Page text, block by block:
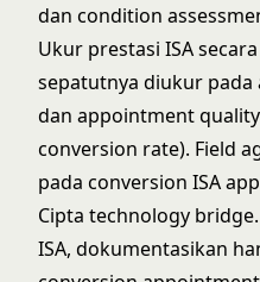
dan condition
Ukur prestasi ISA
sepatutnya diukur
dan appointment
conversion rate). Field
pada conversion ISA
Cipta technology
ISA, dokumentasikan